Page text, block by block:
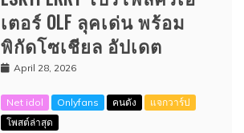
เตอร์ OLF ลุคเด่น พร้อม
พิกัดโซเชียล อัปเดต
April 28, 2026
Net idol Onlyfans คนดัง
แจกวาร์ป
โพสต์ล่าสุด